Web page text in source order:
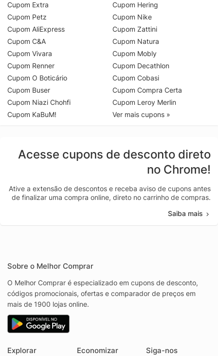
Cupom Extra
Cupom Petz
Cupom AliExpress
Cupom C&A
Cupom Vivara
Cupom Renner
Cupom O Boticário
Cupom Buser
Cupom Niazi Chohfi
Cupom KaBuM!
Cupom Hering
Cupom Nike
Cupom Zattini
Cupom Natura
Cupom Mobly
Cupom Decathlon
Cupom Cobasi
Cupom Compra Certa
Cupom Leroy Merlin
Ver mais cupons »
Acesse cupons de desconto direto
no Chrome!
Ative a extensão de descontos e receba aviso de cupons antes
de finalizar uma compra online, direto no carrinho de compras.
Saiba mais
Sobre o Melhor Comprar
O Melhor Comprar é especializado em cupons de desconto,
códigos promocionais, ofertas e comparador de preços em
mais de 1900 lojas online.
Explorar Economizar Siga-nos